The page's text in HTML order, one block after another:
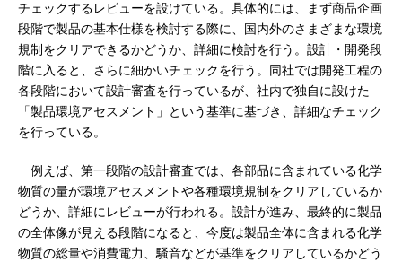
チェックするレビューを設けている。具体的には、まず商品企画
段階で製品の基本仕様を検討する際に、国内外のさまざまな環境
規制をクリアできるかどうか、詳細に検討を行う。設計・開発段
階に入ると、さらに細かいチェックを行う。同社では開発工程の
各段階において設計審査を行っているが、社内で独自に設けた
「製品環境アセスメント」という基準に基づき、詳細なチェック
を行っている。
例えば、第一段階の設計審査では、各部品に含まれている化学
物質の量が環境アセスメントや各種環境規制をクリアしているか
どうか、詳細にレビューが行われる。設計が進み、最終的に製品
の全体像が見える段階になると、今度は製品全体に含まれる化学
物質の総量や消費電力、騒音などが基準をクリアしているかどう